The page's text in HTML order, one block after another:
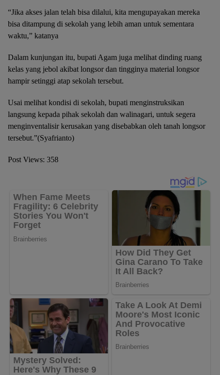
“Jika akses jalan telah bisa dilalui, kita mengupayakan mereka
bisa ditampung di sekolah yang lebih aman untuk sementara
waktu,” katanya
Dalam kunjungan itu, bupati Agam juga melihat dinding ruang
kelas yang jebol akibat longsor dan tingginya material longsor
hampir setinggi atap sekolah tersebut.
Usai melihat kondisi di sekolah, bupati menginstruksikan
langsung kepada pihak sekolah dan walinagari, untuk segera
menginventalisir kerusakan yang disebabkan oleh tanah longsor
tersebut.”(Syafrianto)
Post Views: 358